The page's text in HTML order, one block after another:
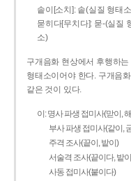
솥이[소치]: 솥(실질 형태
묻히다[무치다]: 묻­-(실질
소)
구개음화 현상에서 후행하
형태소이어야 한다. 구개음
같은 것이 있다.
이: 명사 파생 접미사(맏이,
부사 파생 접미사(같이,
주격 조사(끝이, 밭이)
서술격 조사(끝이다, 밭
사동 접미사(붙이다)